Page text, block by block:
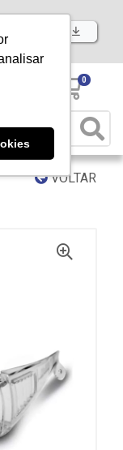
nosso APP
0
VOLTAR